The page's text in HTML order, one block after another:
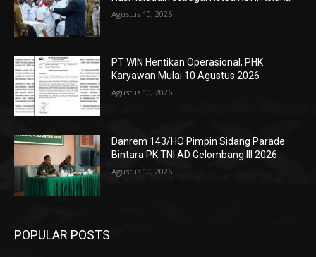
Agustus 10, 2026
PT WIN Hentikan Operasional, PHK
Karyawan Mulai 10 Agustus 2026
Agustus 10, 2026
Danrem 143/HO Pimpin Sidang Parade
Bintara PK TNI AD Gelombang III 2026
Agustus 10, 2026
POPULAR POSTS